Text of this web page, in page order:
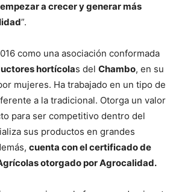
a crecer y generar más
”.
como una asociación conformada
hortícolas del Chambo, en su
mujeres. Ha trabajado en un tipo de
a la tradicional. Otorga un valor
para ser competitivo dentro del
sus productos en grandes
cuenta con el certificado de
otorgado por Agrocalidad.